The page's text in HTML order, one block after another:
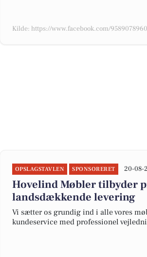
Kilde: https://www.facebook.com/
OPSLAGSTAVLEN SPONSORERET 20-08-
Hovelind Møbler tilbyder
landsdækkende levering
Vi sætter os grundig ind i alle vores
kundeservice med professionel